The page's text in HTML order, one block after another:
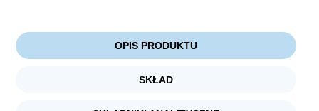
OPIS PRODUKTU
SKŁAD